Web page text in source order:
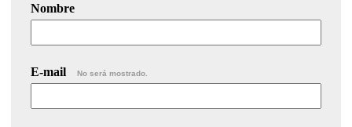
Nombre
E-mail No será mostrado.